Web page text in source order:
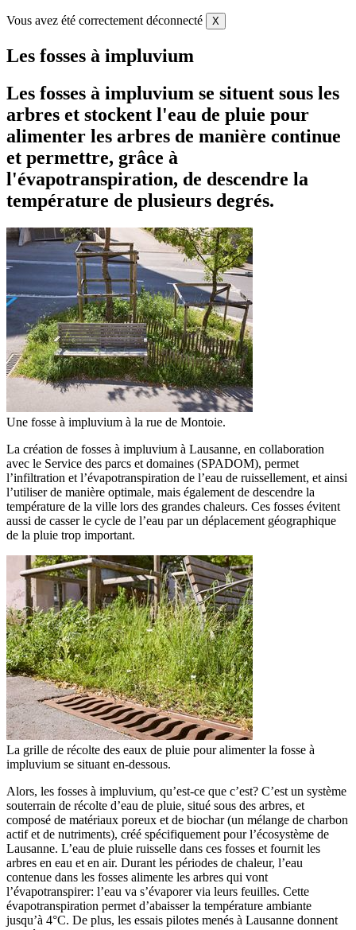
Vous avez été correctement déconnecté X
Les fosses à impluvium
Les fosses à impluvium se situent sous les
arbres et stockent l'eau de pluie pour
alimenter les arbres de manière continue
et permettre, grâce à
l'évapotranspiration, de descendre la
température de plusieurs degrés.
Une fosse à impluvium à la rue de Montoie.
La création de fosses à impluvium à Lausanne, en collaboration
avec le Service des parcs et domaines (SPADOM), permet
l’infiltration et l’évapotranspiration de l’eau de ruissellement, et ainsi
l’utiliser de manière optimale, mais également de descendre la
température de la ville lors des grandes chaleurs. Ces fosses évitent
aussi de casser le cycle de l’eau par un déplacement géographique
de la pluie trop important.
La grille de récolte des eaux de pluie pour alimenter la fosse à
impluvium se situant en-dessous.
Alors, les fosses à impluvium, qu’est-ce que c’est? C’est un système
souterrain de récolte d’eau de pluie, situé sous des arbres, et
composé de matériaux poreux et de biochar (un mélange de charbon
actif et de nutriments), créé spécifiquement pour l’écosystème de
Lausanne. L’eau de pluie ruisselle dans ces fosses et fournit les
arbres en eau et en air. Durant les périodes de chaleur, l’eau
contenue dans les fosses alimente les arbres qui vont
l’évapotranspirer: l’eau va s’évaporer via leurs feuilles. Cette
évapotranspiration permet d’abaisser la température ambiante
jusqu’à 4°C. De plus, les essais pilotes menés à Lausanne donnent